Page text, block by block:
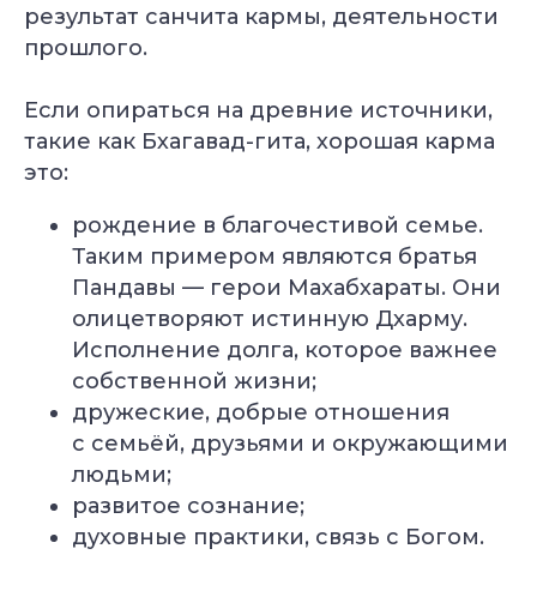
результат санчита кармы, деятельности
прошлого.
Если опираться на древние источники,
такие как Бхагавад-гита, хорошая карма
это:
рождение в благочестивой семье.
Таким примером являются братья
Пандавы — герои Махабхараты. Они
олицетворяют истинную Дхарму.
Исполнение долга, которое важнее
собственной жизни;
дружеские, добрые отношения
с семьёй, друзьями и окружающими
людьми;
развитое сознание;
духовные практики, связь с Богом.